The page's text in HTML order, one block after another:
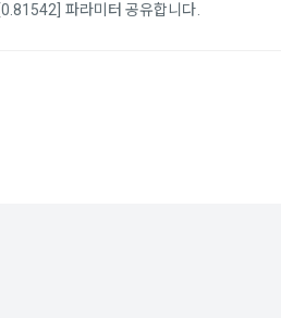
원"이 알 수
법률, 전자
자서명법,
5. '회사' 약
파악, 통계
[0.81542] 파라미터 공유합니다.